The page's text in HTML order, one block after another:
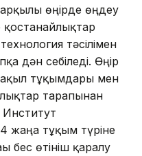
арқылы өңірде өңдеу
қостанайлықтар
тәсілімен
дән себіледі. Өңір
тұқымдары мен
тарапынан
Институт
жаңа тұқым түріне
бес өтініш қаралу